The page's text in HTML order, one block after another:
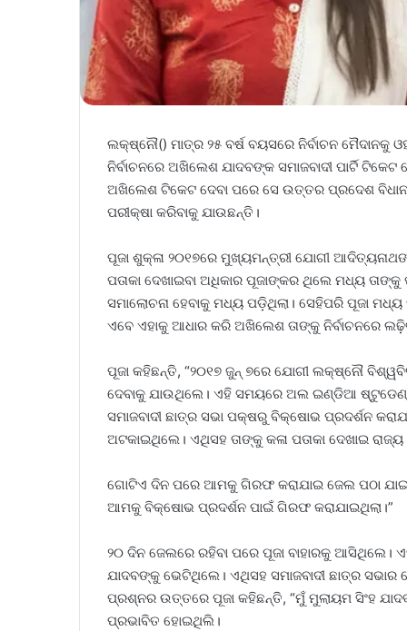
ଲକ୍ଷ୍ନୌ() ମାତ୍ର ୨୫ ବର୍ଷ ବୟସରେ ନିର୍ବାଚନ ମୈଦାନକୁ
ନିର୍ବାଚନରେ ଅଖିଲେଶ ଯାଦବଙ୍କ ସମାଜବାଦୀ ପାର୍ଟି
ଅଖିଲେଶ ଟିକେଟ ଦେବା ପରେ ସେ ଉତ୍ତର ପ୍ରଦେଶ
ପରୀକ୍ଷା କରିବାକୁ ଯାଉଛନ୍ତି।
ପୂଜା ଶୁକ୍ଳା ୨୦୧୭ରେ ମୁଖ୍ୟମନ୍ତ୍ରୀ ଯୋଗୀ
ପତାକା ଦେଖାଇବା ଅଧିକାର ପୂଜାଙ୍କର ଥିଲେ ମଧ୍ୟ
ସମାଲୋଚନା ହେବାକୁ ମଧ୍ୟ ପଡ଼ିଥିଲା। ସେହିପରି ପୂଜା
ଏବେ ଏହାକୁ ଆଧାର କରି ଅଖିଲେଶ ତାଙ୍କୁ ନିର୍ବାଚନରେ
ପୂଜା କହିଛନ୍ତି, “୨୦୧୭ ଜୁନ୍‌ ୭ରେ ଯୋଗୀ ଲକ୍ଷ୍ନୌ
ଦେବାକୁ ଯାଉଥିଲେ। ଏହି ସମୟରେ ଅଲ ଇଣ୍ଡିଆ
ସମାଜବାଦୀ ଛାତ୍ର ସଭା ପକ୍ଷରୁ ବିକ୍ଷୋଭ ପ୍ରଦର୍ଶନ
ଅଟକାଇଥିଲେ। ଏଥିସହ ତାଙ୍କୁ କଳା ପତାକା ଦେଖାଇ
ଗୋଟିଏ ଦିନ ପରେ ଆମକୁ ଗିରଫ କରାଯାଇ ଜେଲ ପଠା
ଆମକୁ ବିକ୍ଷୋଭ ପ୍ରଦର୍ଶନ ପାଇଁ ଗିରଫ କରାଯାଇଥିଲା।”
୨୦ ଦିନ ଜେଲରେ ରହିବା ପରେ ପୂଜା ବାହାରକୁ ଆସିଥିଲେ।
ଯାଦବଙ୍କୁ ଭେଟିଥିଲେ। ଏଥିସହ ସମାଜବାଦୀ ଛାତ୍ର ସଭାର
ପ୍ରଶ୍ନର ଉତ୍ତରେ ପୂଜା କହିଛନ୍ତି, “ମୁଁ ମୁଲାୟମ ସିଂହ
ପ୍ରଭାବିତ ହୋଇଥିଲି।